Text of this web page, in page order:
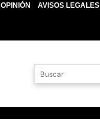
OPINIÓN
AVISOS LEGALES